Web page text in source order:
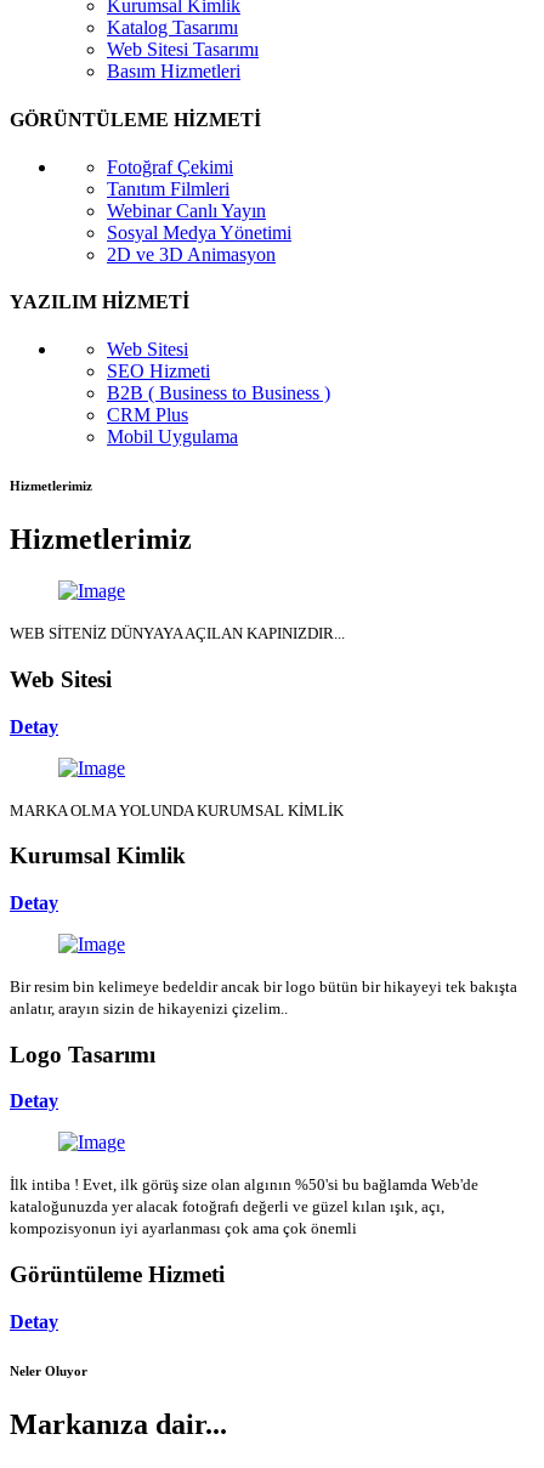
Kurumsal Kimlik
Katalog Tasarımı
Web Sitesi Tasarımı
Basım Hizmetleri
GÖRÜNTÜLEME HİZMETİ
Fotoğraf Çekimi
Tanıtım Filmleri
Webinar Canlı Yayın
Sosyal Medya Yönetimi
2D ve 3D Animasyon
YAZILIM HİZMETİ
Web Sitesi
SEO Hizmeti
B2B ( Business to Business )
CRM Plus
Mobil Uygulama
Hizmetlerimiz
Hizmetlerimiz
WEB SİTENİZ DÜNYAYA AÇILAN KAPINIZDIR...
Web Sitesi
Detay
MARKA OLMA YOLUNDA KURUMSAL KİMLİK
Kurumsal Kimlik
Detay
Bir resim bin kelimeye bedeldir ancak bir logo bütün bir hikayeyi tek bakışta
anlatır, arayın sizin de hikayenizi çizelim..
Logo Tasarımı
Detay
İlk intiba ! Evet, ilk görüş size olan algının %50'si bu bağlamda Web'de
kataloğunuzda yer alacak fotoğrafı değerli ve güzel kılan ışık, açı,
kompozisyonun iyi ayarlanması çok ama çok önemli
Görüntüleme Hizmeti
Detay
Neler Oluyor
Markanıza dair...